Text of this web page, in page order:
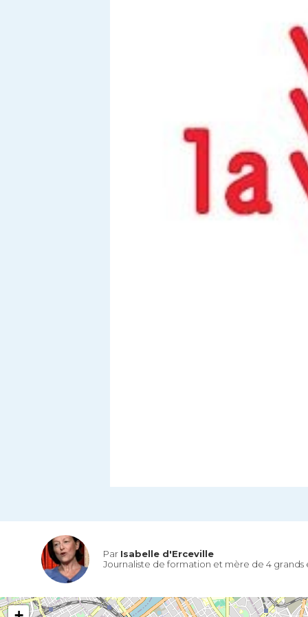
Par Isabelle d'Erceville
Journaliste de formation et mère de 4 grands